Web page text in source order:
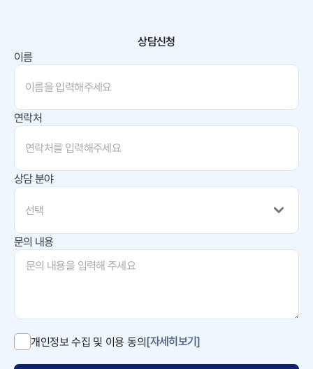
상담신청
이름
연락처
상담 분야
선택
문의 내용
개인정보 수집 및 이용 동의[자세히보기]